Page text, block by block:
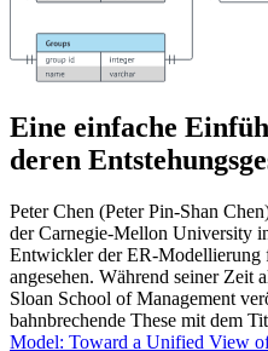
Eine einfache
deren
Peter Chen (Peter Pin-Shan
der Carnegie-Mellon University
Entwickler der ER-Modellierung
angesehen. Während seiner Zeit
Sloan School of Management
bahnbrechende These mit dem
Model: Toward a Unified View